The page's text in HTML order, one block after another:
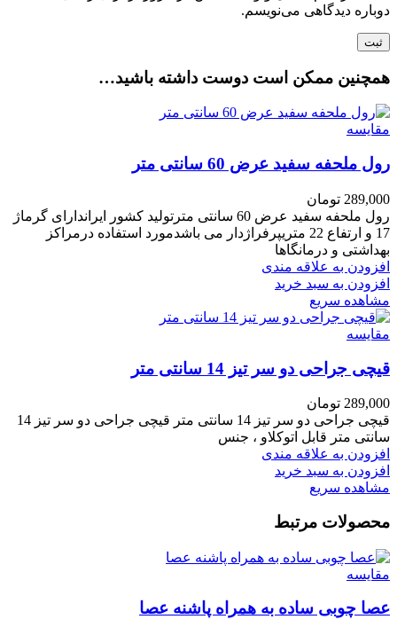
دوباره دیدگاهی می‌نویسم.
همچنین ممکن است دوست داشته باشید…
مقایسه
رول ملحفه سفید عرض 60 سانتی متر
289,000 تومان
رول ملحفه سفید عرض 60 سانتی مترتولید کشور ایراندارای گرماژ
17 و ارتفاع 22 متریپرفراژدار می باشدمورد استفاده درمراکز
بهداشتی و درمانگاها
افزودن به علاقه مندی
افزودن به سبد خرید
مشاهده سریع
مقایسه
قیچی جراحی دو سر تیز 14 سانتی متر
289,000 تومان
قیچی جراحی دو سر تیز 14 سانتی متر قیچی جراحی دو سر تیز 14
سانتی متر قابل اتوکلاو ، جنس
افزودن به علاقه مندی
افزودن به سبد خرید
مشاهده سریع
محصولات مرتبط
مقایسه
عصا چوبی ساده به همراه پاشنه عصا